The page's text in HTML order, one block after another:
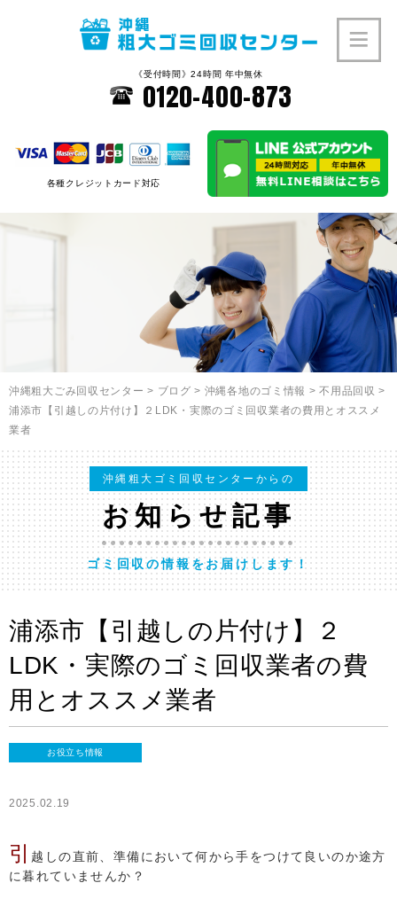
《受付時間》24時間 年中無休
0120-400-873
各種クレジットカード対応
沖縄粗大ごみ回収センター > ブログ > 沖縄各地のゴミ情報 >不用品回収 >
浦添市【引越しの片付け】２LDK・実際のゴミ回収業者の費用とオススメ
業者
沖縄粗大ゴミ回収センターからの
お知らせ記事
ゴミ回収の情報をお届けします！
浦添市【引越しの片付け】２
LDK・実際のゴミ回収業者の費
用とオススメ業者
お役立ち情報
2025.02.19
引 越しの直前、準備において何から手をつけて良いのか途方
に暮れていませんか？